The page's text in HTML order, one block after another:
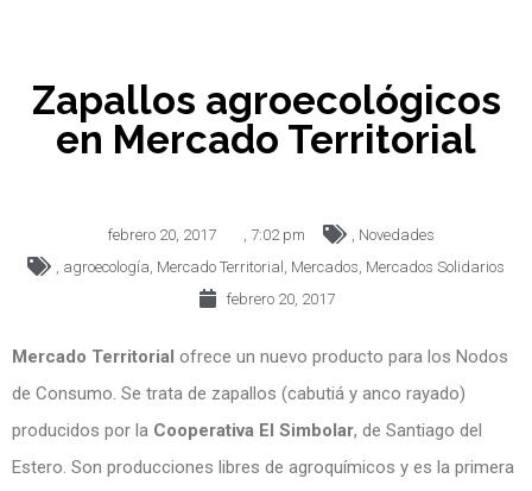
Zapallos agroecológicos
en Mercado Territorial
febrero 20, 2017 7:02 pm
Novedades
agroecología Mercado Territorial Mercados Mercados Solidarios
febrero 20, 2017
Mercado Territorial ofrece un nuevo producto para los Nodos
de Consumo. Se trata de zapallos (cabutiá y anco rayado)
producidos por la Cooperativa El Simbolar, de Santiago del
Estero. Son producciones libres de agroquímicos y es la primera